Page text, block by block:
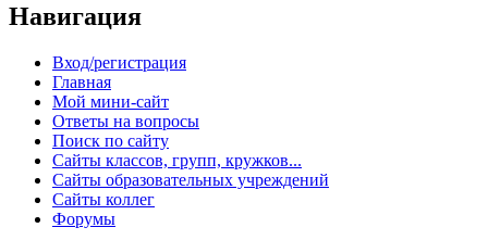
Навигация
Вход/регистрация
Главная
Мой мини-сайт
Ответы на вопросы
Поиск по сайту
Сайты классов, групп, кружков...
Сайты образовательных учреждений
Сайты коллег
Форумы